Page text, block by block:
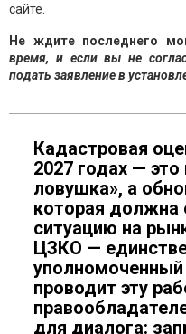
сайте.
Не ждите последнего
время, и если вы не
подать заявление в
Кадастровая
2027 годах — это
ловушка», а
которая должна
ситуацию на
ЦЗКО —
проводит эту
для диалога: